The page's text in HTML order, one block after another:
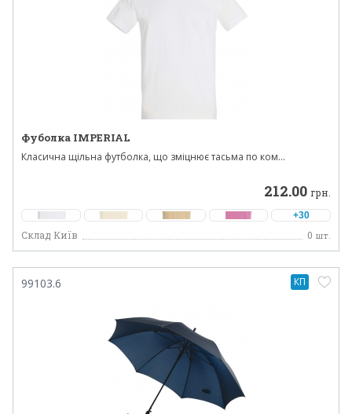
Фуболка IMPERIAL
Класична щільна футболка, що зміцнює тасьма по ком...
212.00 грн.
+30
Склад Київ 0 шт.
99103.6 КП